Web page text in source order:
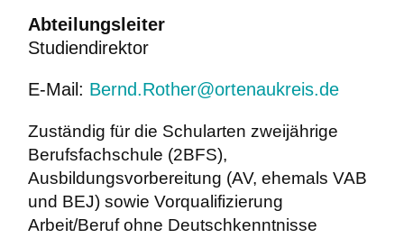
Abteilungsleiter
Studiendirektor
E-Mail: Bernd.Rother@ortenaukreis.de
Zuständig für die Schularten zweijährige
Berufsfachschule (2BFS),
Ausbildungsvorbereitung (AV, ehemals VAB
und BEJ) sowie Vorqualifizierung
Arbeit/Beruf ohne Deutschkenntnisse